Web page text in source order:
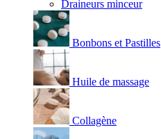
Draineurs minceur
Bonbons et Pastilles
Huile de massage
Collagène